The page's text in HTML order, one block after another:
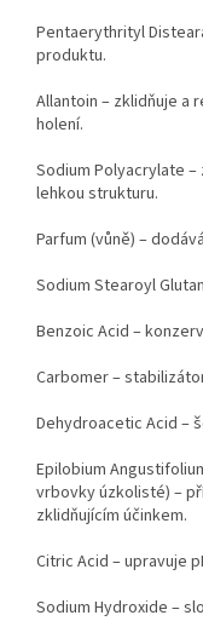
Pentaerythrityl
produktu.
Allantoin – zklidňuje a
holení.
Sodium Polyacrylate
lehkou strukturu.
Parfum (vůně) –
Sodium Stearoyl
Benzoic Acid –
Carbomer –
Dehydroacetic Acid –
Epilobium
vrbovky úzkolisté) –
zklidňujícím účinkem.
Citric Acid – upravuje
Sodium Hydroxide –